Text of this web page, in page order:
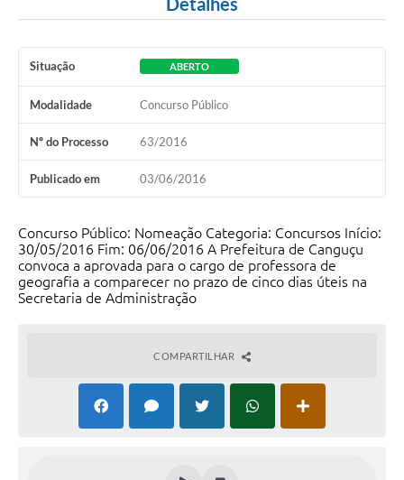
Situação ABERTO
Modalidade Concurso Público
Nº do Processo 63/2016
Publicado em 03/06/2016
Concurso Público: Nomeação Categoria: Concursos Início:
30/05/2016 Fim: 06/06/2016 A Prefeitura de Canguçu
convoca a aprovada para o cargo de professora de
geografia a comparecer no prazo de cinco dias úteis na
Secretaria de Administração
COMPARTILHAR